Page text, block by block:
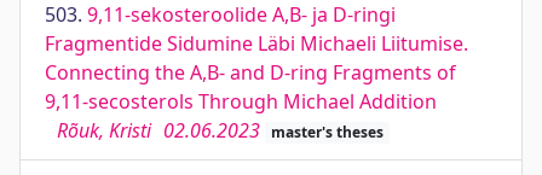
503. 9,11-sekosteroolide A,B- ja D-ringi
Fragmentide Sidumine Läbi Michaeli Liitumise.
Connecting the A,B- and D-ring Fragments of
9,11-secosterols Through Michael Addition
Rõuk, Kristi 02.06.2023 master's theses